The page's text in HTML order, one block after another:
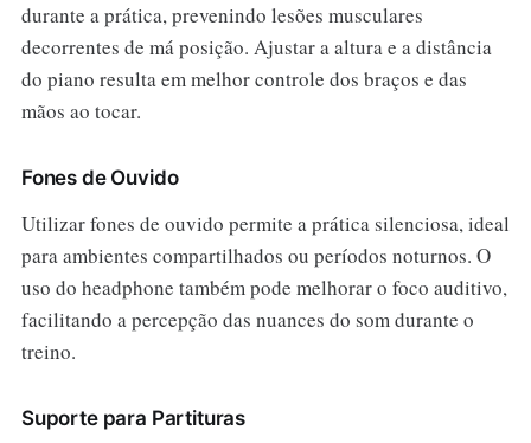
durante a prática, prevenindo lesões musculares
decorrentes de má posição. Ajustar a altura e a distância
do piano resulta em melhor controle dos braços e das
mãos ao tocar.
Fones de Ouvido
Utilizar fones de ouvido permite a prática silenciosa, ideal
para ambientes compartilhados ou períodos noturnos. O
uso do headphone também pode melhorar o foco auditivo,
facilitando a percepção das nuances do som durante o
treino.
Suporte para Partituras